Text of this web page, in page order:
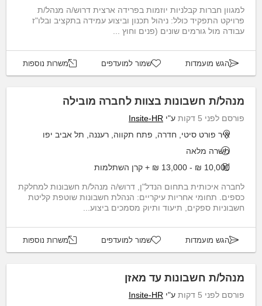
למגוון חברות קבלניות יוזמות בפרידה ארצית דרוש/ה מנהל/ת
פרויקט התפקיד כולל: ניהול תכנון וביצוע עמידה בתקציב ובלו"ז
עבודה מול גורמים שונים (פנים וחוץ ...
הגש מועמדות שמור למועדפים משרות נוספות
מנהל/ת חשבונות בצוות לחברה מובילה
פורסם לפני 5 דקות ע"י Insite-HR
איר פורט סיטי, חדרה, פתח תקווה, רעננה, תל אביב יפו
משרה מלאה
10,000 ₪ - 13,000 ₪ + קרן השתלמות
לחברה איכותית בתחום הנדל"ן, דרוש/ה מנהל/ת חשבונות למחלקת
כספים. תחומי אחריות עיקריים: הנהלת חשבונות שוטפת קליטת
חשבוניות ספקים, תיעוד ותיוק מסמכים ביצוע...
הגש מועמדות שמור למועדפים משרות נוספות
מנהל/ת חשבונות עד מאזן
פורסם לפני 5 דקות ע"י Insite-HR